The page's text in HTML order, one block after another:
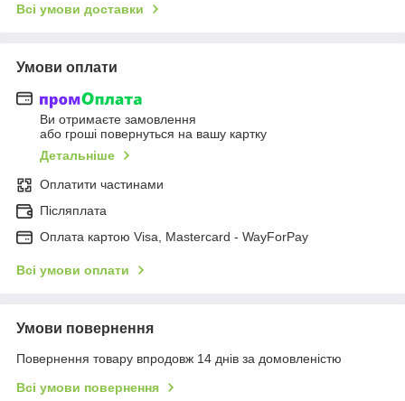
Всі умови доставки
Умови оплати
Ви отримаєте замовлення
або гроші повернуться на вашу картку
Детальніше
Оплатити частинами
Післяплата
Оплата картою Visa, Mastercard - WayForPay
Всі умови оплати
Умови повернення
Повернення товару впродовж 14 днів за домовленістю
Всі умови повернення